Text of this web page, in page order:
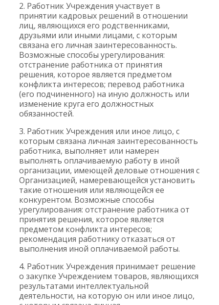
2. Работник Учреждения участвует в
принятии кадровых решений в отношении
лиц, являющихся его родственниками,
друзьями или иными лицами, с которым
связана его личная заинтересованность.
Возможные способы урегулирования:
отстранение работника от принятия
решения, которое является предметом
конфликта интересов; перевод работника
(его подчиненного) на иную должность или
изменение круга его должностных
обязанностей.
3. Работник Учреждения или иное лицо, с
которым связана личная заинтересованность
работника, выполняет или намерен
выполнять оплачиваемую работу в иной
организации, имеющей деловые отношения с
Организацией, намеревающейся установить
такие отношения или являющейся ее
конкурентом. Возможные способы
урегулирования: отстранение работника от
принятия решения, которое является
предметом конфликта интересов;
рекомендация работнику отказаться от
выполнения иной оплачиваемой работы.
4. Работник Учреждения принимает решение
о закупке Учреждением товаров, являющихся
результатами интеллектуальной
деятельности, на которую он или иное лицо,